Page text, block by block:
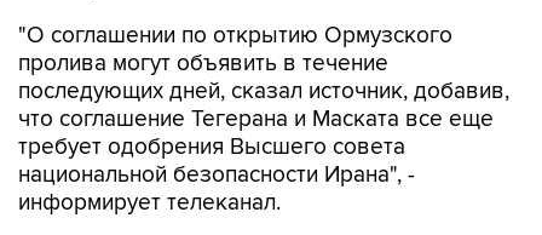
"О соглашении по открытию Ормузского
пролива могут объявить в течение
последующих дней, сказал источник, добавив,
что соглашение Тегерана и Маската все еще
требует одобрения Высшего совета
национальной безопасности Ирана", -
информирует телеканал.